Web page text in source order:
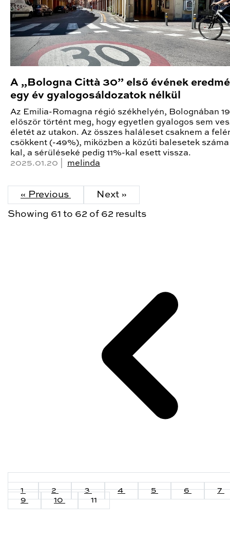
A „Bologna Città 30” első évének
egy év gyalogosáldozatok nélkül
Az Emilia-Romagna régió székhelyén, Bolognában
először történt meg, hogy egyetlen gyalogos sem
életét az utakon. Az összes haláleset csaknem a
csökkent (-49%), miközben a közúti balesetek száma
kal, a sérüléseké pedig 11%-kal esett vissza.
2025.01.20 | melinda
« Previous Next »
Showing 61 to 62 of 62 results
1 2 3 4 5 6
7
9
10 11